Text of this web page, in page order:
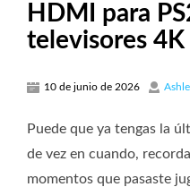
HDMI para
televisores
10 de junio de 2026
Puede que ya tengas la
de vez en cuando,
momentos que pasaste